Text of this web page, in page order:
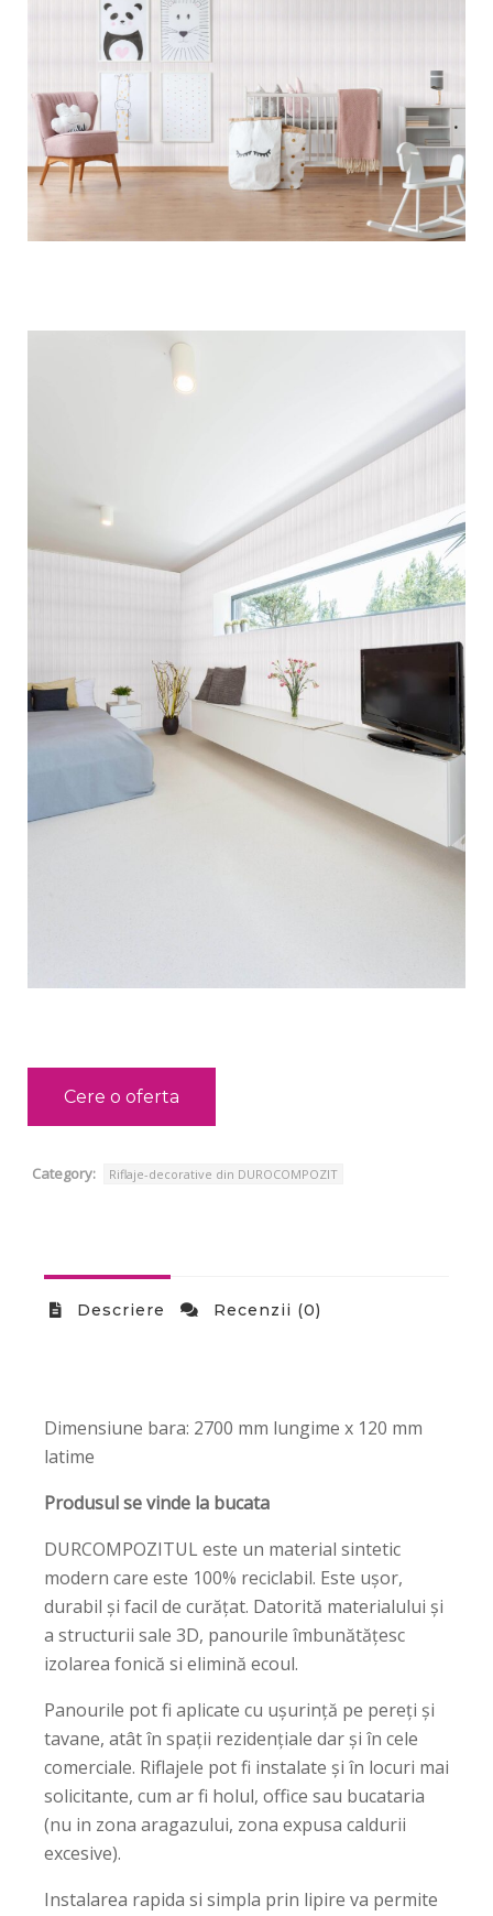
Cere o oferta
Category: Riflaje-decorative din DUROCOMPOZIT
Descriere Recenzii (0)
Dimensiune bara: 2700 mm lungime x 120 mm
latime
Produsul se vinde la bucata
DURCOMPOZITUL este un material sintetic
modern care este 100% reciclabil. Este ușor,
durabil și facil de curățat. Datorită materialului și
a structurii sale 3D, panourile îmbunătățesc
izolarea fonică si elimină ecoul.
Panourile pot fi aplicate cu ușurință pe pereți și
tavane, atât în spații rezidențiale dar și în cele
comerciale. Riflajele pot fi instalate și în locuri mai
solicitante, cum ar fi holul, office sau bucataria
(nu in zona aragazului, zona expusa caldurii
excesive).
Instalarea rapida si simpla prin lipire va permite